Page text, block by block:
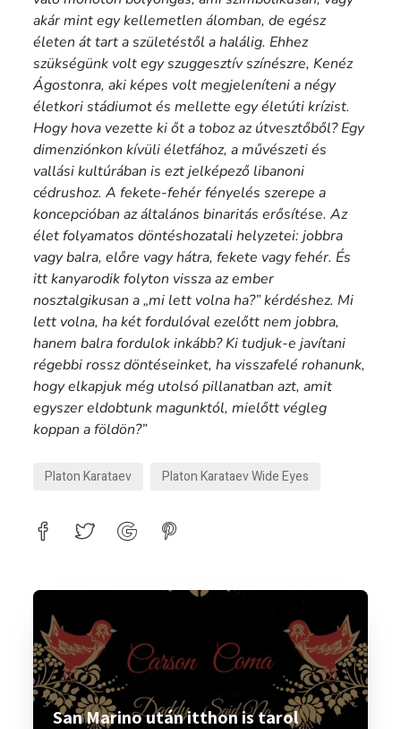
akár mint egy kellemetlen álomban, de egész
életen át tart a születéstől a halálig. Ehhez
szükségünk volt egy szuggesztív színészre, Kenéz
Ágostonra, aki képes volt megjeleníteni a négy
életkori stádiumot és mellette egy életúti krízist.
Hogy hova vezette ki őt a toboz az útvesztőből? Egy
dimenziónkon kívüli életfához, a művészeti és
vallási kultúrában is ezt jelképező libanoni
cédrushoz. A fekete-fehér fényelés szerepe a
koncepcióban az általános binaritás erősítése. Az
élet folyamatos döntéshozatali helyzetei: jobbra
vagy balra, előre vagy hátra, fekete vagy fehér. És
itt kanyarodik folyton vissza az ember
nosztalgikusan a „mi lett volna ha?” kérdéshez. Mi
lett volna, ha két fordulóval ezelőtt nem jobbra,
hanem balra fordulok inkább? Ki tudjuk-e javítani
régebbi rossz döntéseinket, ha visszafelé rohanunk,
hogy elkapjuk még utolsó pillanatban azt, amit
egyszer eldobtunk magunktól, mielőtt végleg
koppan a földön?”
Platon Karataev Platon Karataev Wide Eyes
San Marino után itthon is tarol